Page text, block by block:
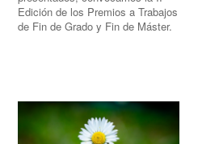
Edición de los Premios a Trabajos
de Fin de Grado y Fin de Máster.